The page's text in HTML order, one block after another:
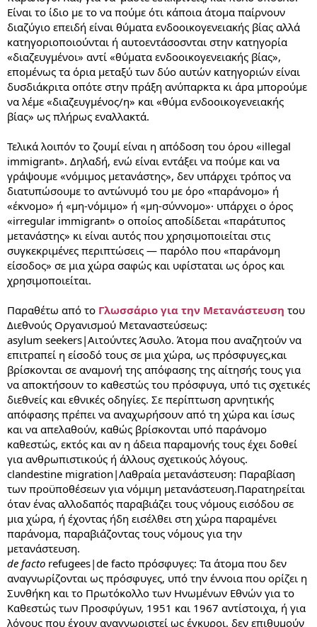
Είναι το ίδιο με το να πούμε ότι κάποια άτομα παίρνουν
διαζύγιο επειδή είναι θύματα ενδοοικογενειακής βίας αλλά
κατηγοριοποιούνται ή αυτοεντάσοσνται στην κατηγορία
«διαζευγμένοι» αντί «θύματα ενδοοικογενειακής βίας»,
επομένως τα όρια μεταξύ των δύο αυτών κατηγοριών είναι
δυσδιάκριτα οπότε στην πράξη ανύπαρκτα κι άρα μπορούμε
να λέμε «διαζευγμένος/η» και «θύμα ενδοοικογενειακής
βίας» ως πλήρως εναλλακτά.
Τελικά λοιπόν το ζουμί είναι η απόδοση του όρου «illegal
immigrant». Δηλαδή, ενώ είναι εντάξει να πούμε και να
γράψουμε «νόμιμος μετανάστης», δεν υπάρχει τρόπος να
διατυπώσουμε το αντώνυμό του με όρο «παράνομο» ή
«έκνομο» ή «μη-νόμιμο» ή «μη-σύννομο»· υπάρχει ο όρος
«irregular immigrant» o οποίος αποδίδεται «παράτυπος
μετανάστης» κι είναι αυτός που χρησιμοποιείται στις
συγκεκριμένες περιπτώσεις — παρόλο που «παράνομη
είσοδος» σε μια χώρα σαφώς και υφίσταται ως όρος και
χρησιμοποιείται.
Παραθέτω από το Γλωσσάριο για την Μετανάστευση του
Διεθνούς Οργανισμού Μεταναστεύσεως:
asylum seekers|Αιτούντες Άσυλο. Άτομα που αναζητούν να
επιτραπεί η είσοδό τους σε μια χώρα, ως πρόσφυγες,και
βρίσκονται σε αναμονή της απόφασης της αίτησής τους για
να αποκτήσουν το καθεστώς του πρόσφυγα, υπό τις σχετικές
διεθνείς και εθνικές οδηγίες. Σε περίπτωση αρνητικής
απόφασης πρέπει να αναχωρήσουν από τη χώρα και ίσως
και να απελαθούν, καθώς βρίσκονται υπό παράνομο
καθεστώς, εκτός και αν η άδεια παραμονής τους έχει δοθεί
για ανθρωπιστικούς ή άλλους σχετικούς λόγους.
clandestine migration|Λαθραία μετανάστευση: Παραβίαση
των προϋποθέσεων για νόμιμη μετανάστευση.Παρατηρείται
όταν ένας αλλοδαπός παραβιάζει τους νόμους εισόδου σε
μια χώρα, ή έχοντας ήδη εισέλθει στη χώρα παραμένει
παράνομα, παραβιάζοντας τους νόμους για την
μετανάστευση.
de facto refugees|de facto πρόσφυγες: Τα άτομα που δεν
αναγνωρίζονται ως πρόσφυγες, υπό την έννοια που ορίζει η
Συνθήκη και το Πρωτόκολλο των Ηνωμένων Εθνών για το
Καθεστώς των Προσφύγων, 1951 και 1967 αντίστοιχα, ή για
λόγους που έχουν αναγνωριστεί ως έγκυροι, δεν επιθυμούν